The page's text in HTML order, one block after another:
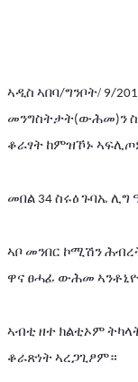
ኣዲስ ኣበባ/ግንቦት/ 9/
መንግስትታት(ውሕመ)ን
ቆራፃት ከምዝኾኑ
መበል 34 ስሩዕጉባኤ ሊግ
ኣቦ መንበር ኮሚሽን
ዋና ፀሓፊ ውሕመ ኣንቶኒዮ
ኣብቲዘተ ክልቲኦም
ቆራጽነትኣረጋጊፆም።